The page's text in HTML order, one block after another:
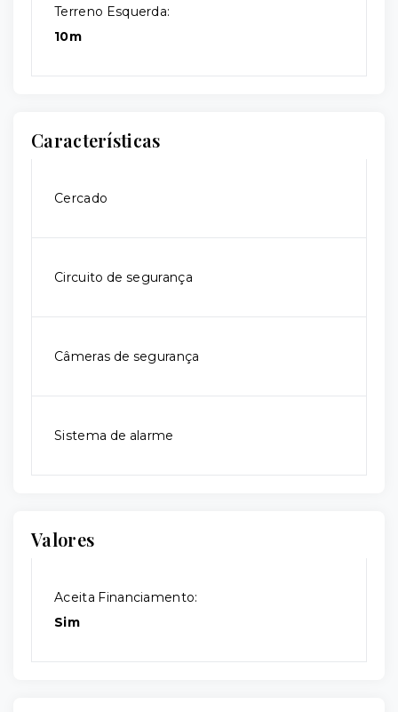
Terreno Esquerda:
10m
Características
Cercado
Circuito de segurança
Câmeras de segurança
Sistema de alarme
Valores
Aceita Financiamento:
Sim